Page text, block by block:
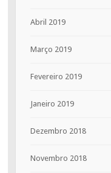
Abril 2019
Março 2019
Fevereiro 2019
Janeiro 2019
Dezembro 2018
Novembro 2018